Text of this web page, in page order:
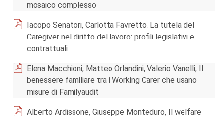
mosaico complesso
Iacopo Senatori, Carlotta Favretto, La tutela del
Caregiver nel diritto del lavoro: profili legislativi e
contrattuali
Elena Macchioni, Matteo Orlandini, Valerio Vanelli, Il
benessere familiare tra i Working Carer che usano
misure di Familyaudit
Alberto Ardissone, Giuseppe Monteduro, Il welfare